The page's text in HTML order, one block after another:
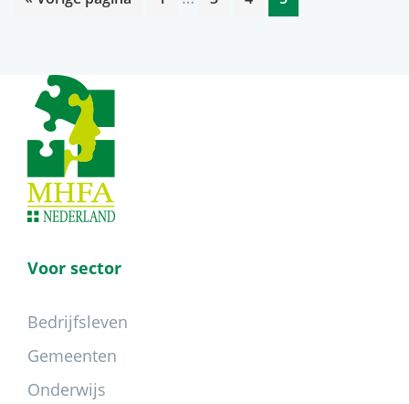
Footer
Voor sector
Bedrijfsleven
Gemeenten
Onderwijs